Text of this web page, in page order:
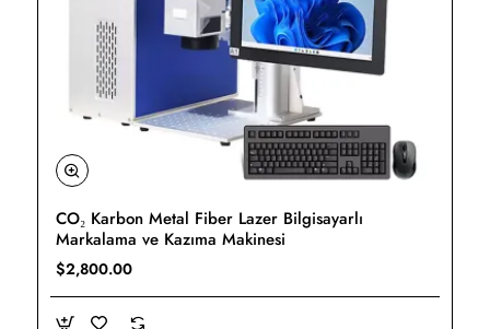
CO₂ Karbon Metal Fiber Lazer Bilgisayarlı
Markalama ve Kazıma Makinesi
$2,800.00